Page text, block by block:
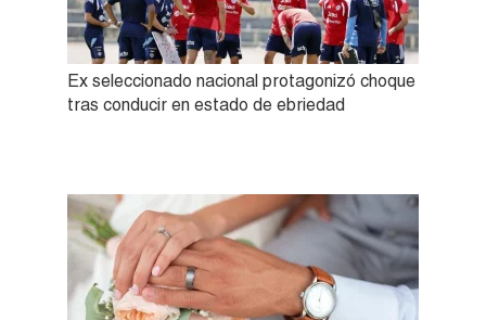
Ex seleccionado nacional protagonizó choque
tras conducir en estado de ebriedad